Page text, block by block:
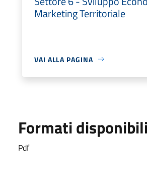
Marketing Territoriale
VAI ALLA PAGINA
Formati disponibili
Pdf